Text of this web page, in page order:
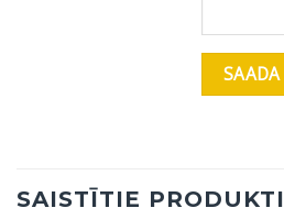
SAISTĪTIE PRODUKTI